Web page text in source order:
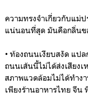
ความทรงจำเกี่ยวกับแม่
แน่นอนที่สุด มันคือกลิ่นข
• ท้องถนนเงียบสงัด แป
ถนนเส้นนี้ไม่ได้ส่งเสียง
สภาพแวดล้อมไม่ได้ทำง
เพียงร้านอาหารไทย จีน